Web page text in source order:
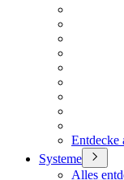
Entdecke
Systeme
Alles